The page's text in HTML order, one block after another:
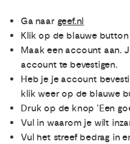
Ga naar geef.nl
Klik op de blauwe button
Maak een account aan.
account te bevestigen.
Heb je je account
klik weer op de blauwe
Druk op de knop ‘Een
Vul in waarom je wilt
Vul het streef bedrag in